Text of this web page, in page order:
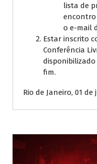
lista de
encontro
o e-mail
Estar inscrito
Conferência
fim.
Rio de Janeiro, 01 de